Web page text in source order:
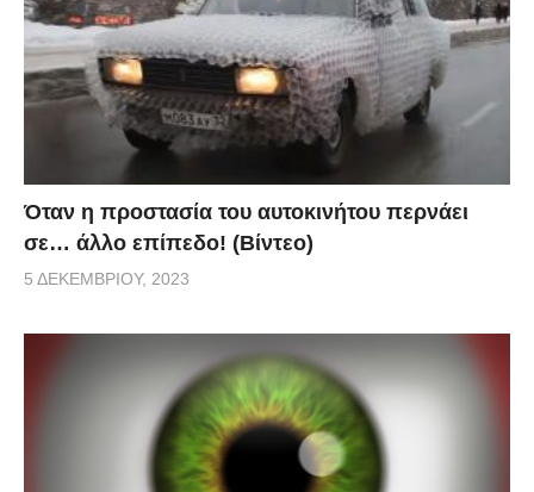
Όταν η προστασία του αυτοκινήτου περνάει
σε… άλλο επίπεδο! (Βίντεο)
5 ΔΕΚΕΜΒΡΊΟΥ, 2023